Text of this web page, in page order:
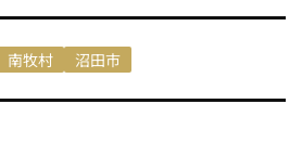
南牧村 沼田市